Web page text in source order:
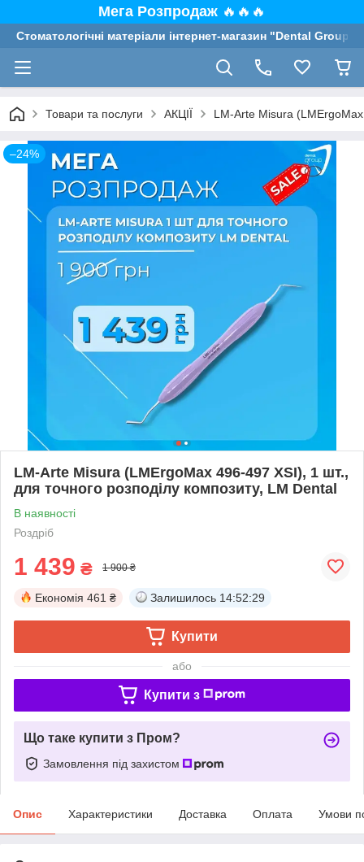
Мега Розпродаж 🔥🔥🔥
Стоматологічні матеріали інтернет-магазин "Dental Group"
Товари та послуги АКЦІЇ LM-Arte Misura
–24%
LM-Arte Misura (LMErgoMax 496-497 XSI), 1 шт.,
для точного розподілу композиту, LM Dental
В наявності
Роздріб
1 439 ₴ 1 900 ₴
Економія 461 ₴ Залишилось 14:52:29
Купити
або
Купити з
Що таке купити з Пром?
Замовлення під захистом
Опис Характеристики Доставка Оплата Умови